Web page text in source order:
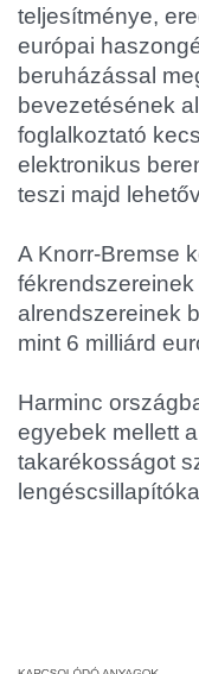
teljesítménye,
európai
beruházással
bevezetésének
foglalkoztató
elektronikus
teszi majd
A Knorr-Bremse
alrendszereinek
mint 6 milliárd
Harminc
egyebek mellett
takarékosságot